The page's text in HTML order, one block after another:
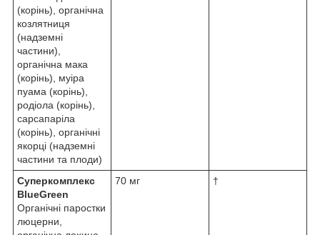
(корінь), органічна
козлятниця
(надземні
частини),
органічна мака
(корінь), муіра
пуама (корінь),
родіола (корінь),
сарсапаріла
(корінь), органічні
якорці (надземні
частини та плоди)
Суперкомплекс
BlueGreen
Органічні паростки
люцерни,
70 мг †